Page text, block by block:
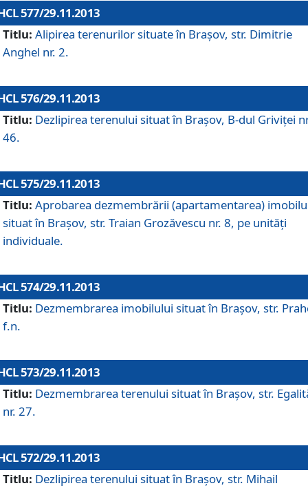
577/29.11.2013
Titlu: Alipirea terenurilor situate în Braşov, str. Dimitrie
Anghel nr. 2.
576/29.11.2013
Titlu: Dezlipirea terenului situat în Braşov, B-dul Griviţei
46.
575/29.11.2013
Titlu: Aprobarea dezmembrării (apartamentarea)
situat în Braşov, str. Traian Grozăvescu nr. 8, pe unităţi
individuale.
574/29.11.2013
Titlu: Dezmembrarea imobilului situat în Braşov, str.
f.n.
573/29.11.2013
Titlu: Dezmembrarea terenului situat în Braşov, str.
nr. 27.
572/29.11.2013
Titlu: Dezlipirea terenului situat în Braşov, str. Mihail